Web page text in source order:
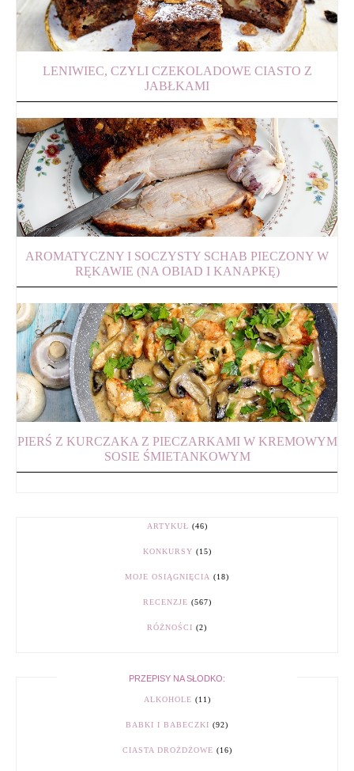
LENIWIEC, CZYLI CZEKOLADOWE CIASTO Z
JABŁKAMI
AROMATYCZNY I SOCZYSTY SCHAB PIECZONY W
RĘKAWIE (NA OBIAD I KANAPKĘ)
PIERŚ Z KURCZAKA Z PIECZARKAMI W KREMOWYM
SOSIE ŚMIETANKOWYM
ARTYKUŁ (46)
KONKURSY (15)
MOJE OSIĄGNIĘCIA (18)
RECENZJE (567)
RÓŻNOŚCI (2)
PRZEPISY NA SŁODKO:
ALKOHOLE (11)
BABKI I BABECZKI (92)
CIASTA DROŻDŻOWE (16)